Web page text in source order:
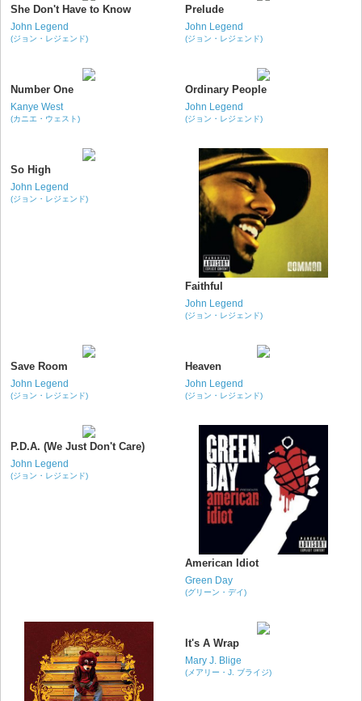
She Don't Have to Know
John Legend
(ジョン・レジェンド)
Prelude
John Legend
(ジョン・レジェンド)
Number One
Kanye West
(カニエ・ウェスト)
Ordinary People
John Legend
(ジョン・レジェンド)
So High
John Legend
(ジョン・レジェンド)
Faithful
John Legend
(ジョン・レジェンド)
Save Room
John Legend
(ジョン・レジェンド)
Heaven
John Legend
(ジョン・レジェンド)
P.D.A. (We Just Don't Care)
John Legend
(ジョン・レジェンド)
American Idiot
Green Day
(グリーン・デイ)
It's A Wrap
Mary J. Blige
(メアリー・J. ブライジ)